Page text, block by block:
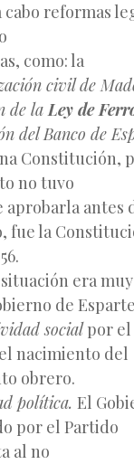
reformas
como: la
civil de
de laLey de
del Banco de
Constitución,
no tuvo
aprobarla antes
fue la
situación era
de
socialpor el
nacimiento del
obrero.
política. El
por el Partido
al no